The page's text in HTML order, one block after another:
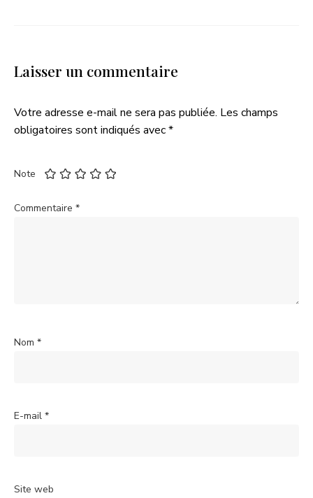
Laisser un commentaire
Votre adresse e-mail ne sera pas publiée. Les champs
obligatoires sont indiqués avec*
Note
Commentaire *
Nom *
E-mail *
Site web